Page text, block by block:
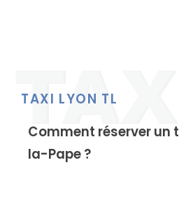
TAXI LYON TL
Comment réserver un
la-Pape ?